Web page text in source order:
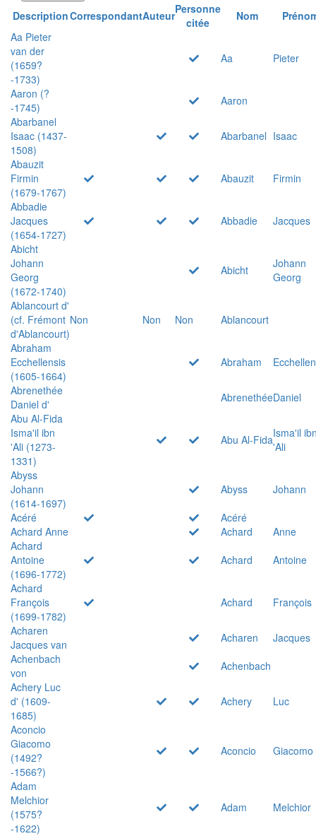
DescriptionCorrespondantAuteurPersonne
citée
Nom
Aa Pieter
van der
(1659?
-1733)
Aa Pieter
Aaron (?
-1745)
Aaron
Abarbanel
Isaac (1437-
1508)
Abarbanel Isaac
Abauzit
Firmin
(1679-1767)
Abauzit
Firmin
Abbadie
Jacques
(1654-1727)
Abbadie
Jacques
Abicht
Johann
Georg
(1672-1740)
Abicht
Johann
Georg
Ablancourt d'
(cf. Frémont
d'Ablancourt)
Non Non Non
Ablancourt
Abraham
Ecchellensis
(1605-1664)
Abraham
Abrenethée
Daniel d'
AbrenethéeDaniel
Abu Al-Fida
Isma'il ibn
'Ali (1273-
1331)
Abu Al-FidaIsma'il
'Ali
Abyss
Johann
(1614-1697)
Abyss
Johann
Acéré
Acéré
Achard Anne
Achard
Anne
Achard
Antoine
(1696-1772)
Achard
Antoine
Achard
François
(1699-1782)
Achard
François
Acharen
Jacques van
Acharen
Jacques
Achenbach
von
Achenbach
Achery Luc
d' (1609-
1685)
Achery
Luc
Aconcio
Giacomo
(1492?
-1566?)
Aconcio Giacomo
Adam
Melchior
(1575?
-1622)
Adam Melchior